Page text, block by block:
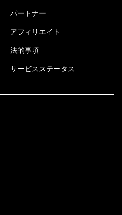
パートナー
アフィリエイト
法的事項
サービスステータス